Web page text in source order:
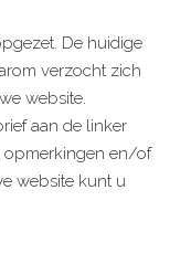
De huidige
verzocht zich
website.
aan de linker
opmerkingen en/of
website kunt u